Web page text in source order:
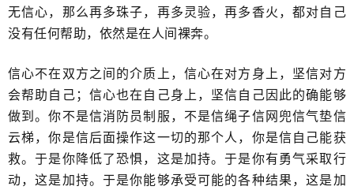
无信心，那么再多珠子，再多灵验，再多香火，都对自己
没有任何帮助，依然是在人间裸奔。
信心不在双方之间的介质上，信心在对方身上，坚信对方
会帮助自己；信心也在自己身上，坚信自己因此的确能够
做到。你不是信消防员制服，不是信绳子信网兜信气垫信
云梯，你是信后面操作这一切的那个人，你是信自己能获
救。于是你降低了恐惧，这是加持。于是你有勇气采取行
动，这是加持。于是你能够承受可能的各种结果，这是加